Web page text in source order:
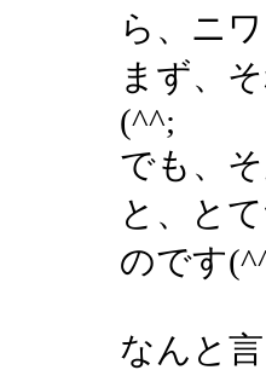
ら、ニ
まず、
(^^;
でも、
と、と
のです
なんと